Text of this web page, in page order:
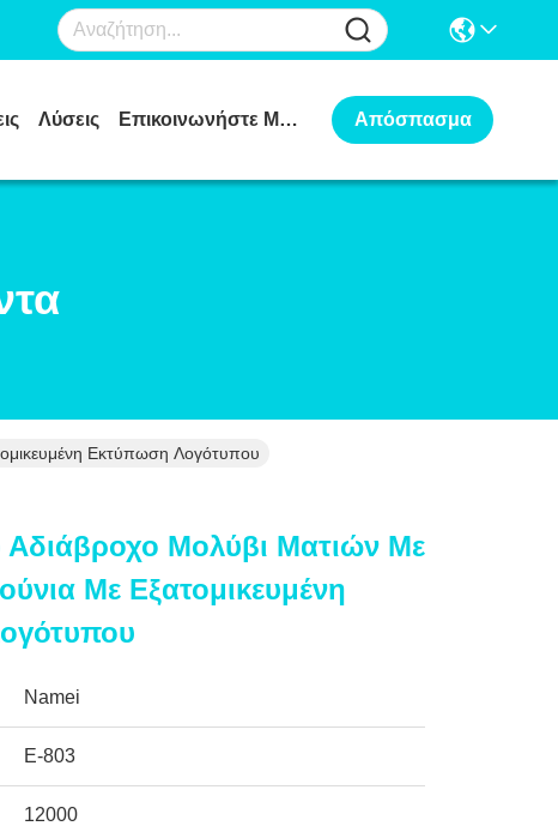
Λύσεις Επικοινωνήστε Μαζί Μας Απόσπασμα
Εκτύπωση Λογότυπου
Αδιάβροχο Μολύβι Ματιών Με
Με Εξατομικευμένη
Namei
Ε-803
12000